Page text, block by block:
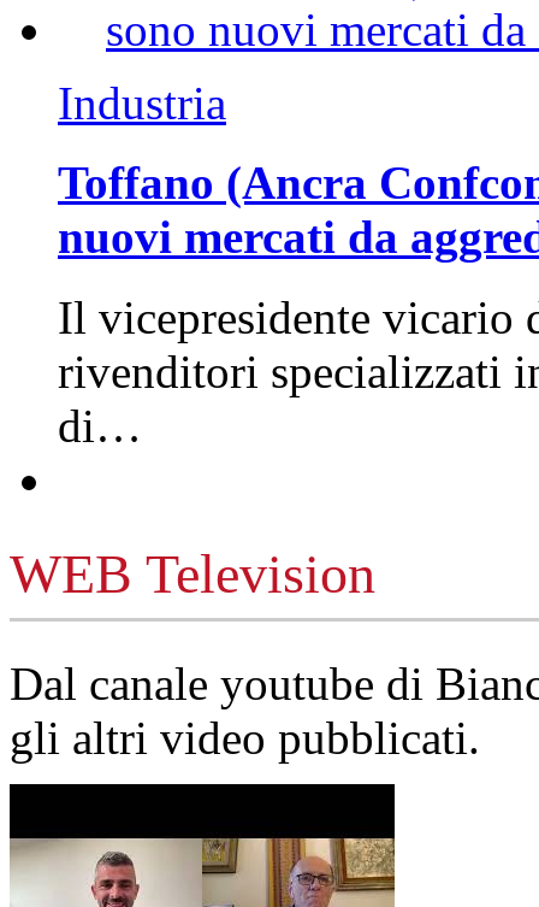
Industria
Toffano (Ancra
nuovi mercati da
Il vicepresidente vicario
rivenditori specializzati
di…
WEB Television
Dal canale youtube di
gli altri video pubblicati.